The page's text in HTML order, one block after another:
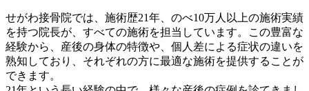
せがわ接骨院では、施術歴21年、のべ10万人以上の施術実績
を持つ院長が、すべての施術を担当しています。この豊富な
経験から、産後の身体の特徴や、個人差による症状の違いを
熟知しており、それぞれの方に最適な施術を提供することが
できます。